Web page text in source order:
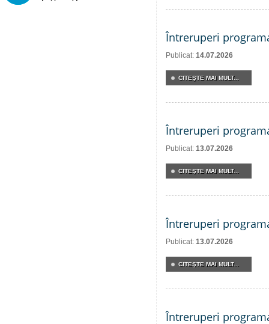
Întreruperi
Publicat: 14.07.2026
CITEŞTE MAI MULT...
Întreruperi
Publicat: 13.07.2026
CITEŞTE MAI MULT...
Întreruperi
Publicat: 13.07.2026
CITEŞTE MAI MULT...
Întreruperi